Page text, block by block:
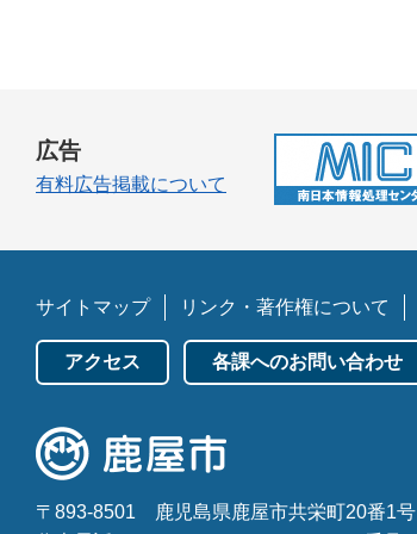
広告
有料広告掲載について
サイトマップ リンク・著作権について
アクセス 各課へのお問い合わせ
〒893-8501
鹿児島県鹿屋市共栄町20番1号